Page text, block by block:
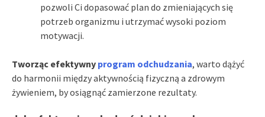
pozwoli Ci dopasować plan do zmieniających się
potrzeb organizmu i utrzymać wysoki poziom
motywacji.
Tworząc efektywny program odchudzania, warto dążyć
do harmonii między aktywnością fizyczną a zdrowym
żywieniem, by osiągnąć zamierzone rezultaty.